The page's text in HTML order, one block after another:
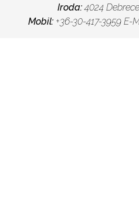
Iroda: 4024
Mobil: +36-30-417-3959E-